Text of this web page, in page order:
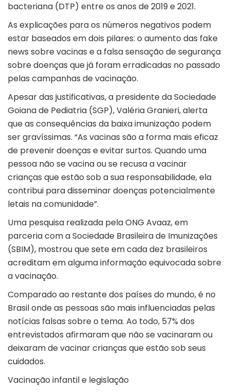
bacteriana (DTP) entre os anos de 2019 e 2021.
As explicações para os números negativos podem
estar baseados em dois pilares: o aumento das fake
news sobre vacinas e a falsa sensação de segurança
sobre doenças que já foram erradicadas no passado
pelas campanhas de vacinação.
Apesar das justificativas, a presidente da Sociedade
Goiana de Pediatria (SGP), Valéria Granieri, alerta
que as consequências da baixa imunização podem
ser gravíssimas. “As vacinas são a forma mais eficaz
de prevenir doenças e evitar surtos. Quando uma
pessoa não se vacina ou se recusa a vacinar
crianças que estão sob a sua responsabilidade, ela
contribui para disseminar doenças potencialmente
letais na comunidade”.
Uma pesquisa realizada pela ONG Avaaz, em
parceria com a Sociedade Brasileira de Imunizações
(SBIM), mostrou que sete em cada dez brasileiros
acreditam em alguma informação equivocada sobre
a vacinação.
Comparado ao restante dos países do mundo, é no
Brasil onde as pessoas são mais influenciadas pelas
notícias falsas sobre o tema. Ao todo, 57% dos
entrevistados afirmaram que não se vacinaram ou
deixaram de vacinar crianças que estão sob seus
cuidados.
Vacinação infantil e legislação